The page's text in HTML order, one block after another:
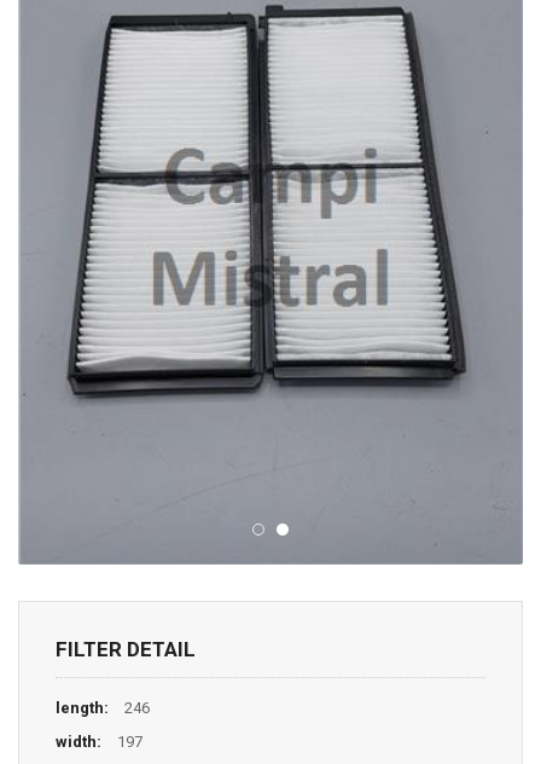
FILTER DETAIL
length:
246
width:
197